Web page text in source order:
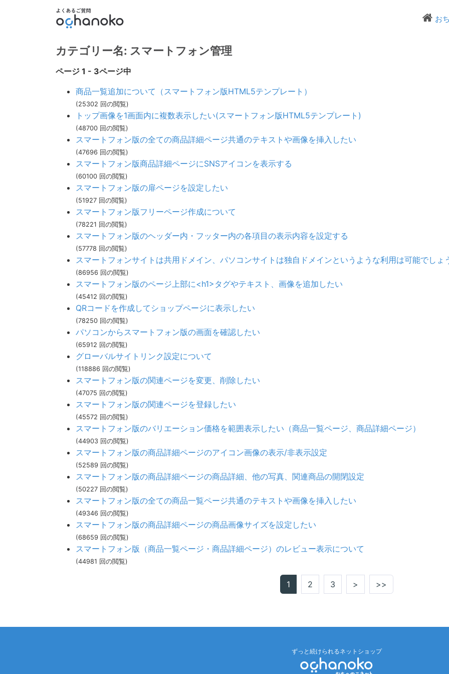
お
カテゴリー名: スマートフォン管理
ページ 1 - 3ページ中
商品一覧追加について（スマートフォン版HTML5テンプレート）
(25302 回の閲覧)
トップ画像を1画面内に複数表示したい(スマートフォン版HTML5テンプレート)
(48700 回の閲覧)
スマートフォン版の全ての商品詳細ページ共通のテキストや画像を挿入したい
(47696 回の閲覧)
スマートフォン版商品詳細ページにSNSアイコンを表示する
(60100 回の閲覧)
スマートフォン版の扉ページを設定したい
(51927 回の閲覧)
スマートフォン版フリーページ作成について
(78221 回の閲覧)
スマートフォン版のヘッダー内・フッター内の各項目の表示内容を設定する
(57778 回の閲覧)
スマートフォンサイトは共用ドメイン、パソコンサイトは独自ドメインというような利用は可能でしょ
(86956 回の閲覧)
スマートフォン版のページ上部に<h1>タグやテキスト、画像を追加したい
(45412 回の閲覧)
QRコードを作成してショップページに表示したい
(78250 回の閲覧)
パソコンからスマートフォン版の画面を確認したい
(65912 回の閲覧)
グローバルサイトリンク設定について
(118886 回の閲覧)
スマートフォン版の関連ページを変更、削除したい
(47075 回の閲覧)
スマートフォン版の関連ページを登録したい
(45572 回の閲覧)
スマートフォン版のバリエーション価格を範囲表示したい（商品一覧ページ、商品詳細ページ）
(44903 回の閲覧)
スマートフォン版の商品詳細ページのアイコン画像の表示/非表示設定
(52589 回の閲覧)
スマートフォン版の商品詳細ページの商品詳細、他の写真、関連商品の開閉設定
(50227 回の閲覧)
スマートフォン版の全ての商品一覧ページ共通のテキストや画像を挿入したい
(49346 回の閲覧)
スマートフォン版の商品詳細ページの商品画像サイズを設定したい
(68659 回の閲覧)
スマートフォン版（商品一覧ページ・商品詳細ページ）のレビュー表示について
(44981 回の閲覧)
1 2 3 > >>
ずっと続けられるネットショップ